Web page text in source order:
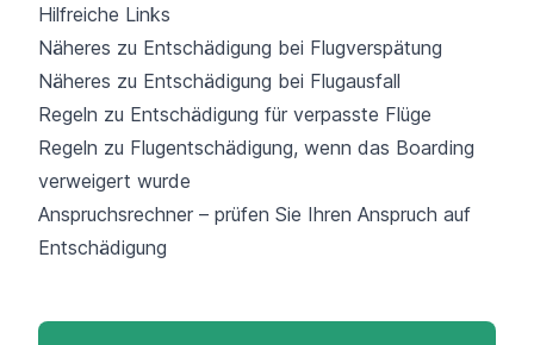
Hilfreiche Links
Näheres zu Entschädigung bei Flugverspätung
Näheres zu Entschädigung bei Flugausfall
Regeln zu Entschädigung für verpasste Flüge
Regeln zu Flugentschädigung, wenn das Boarding
verweigert wurde
Anspruchsrechner – prüfen Sie Ihren Anspruch auf
Entschädigung